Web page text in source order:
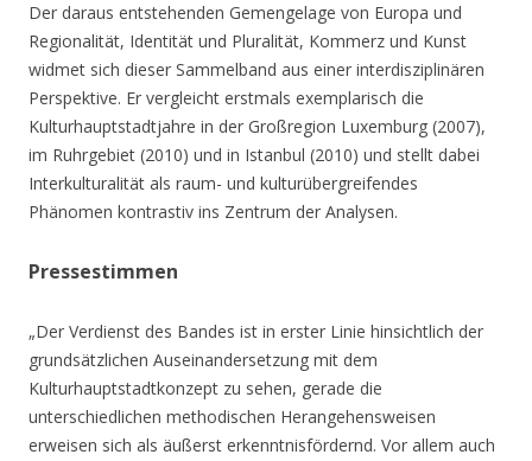
Der daraus entstehenden Gemengelage von Europa und
Regionalität, Identität und Pluralität, Kommerz und Kunst
widmet sich dieser Sammelband aus einer interdisziplinären
Perspektive. Er vergleicht erstmals exemplarisch die
Kulturhauptstadtjahre in der Großregion Luxemburg (2007),
im Ruhrgebiet (2010) und in Istanbul (2010) und stellt dabei
Interkulturalität als raum- und kulturübergreifendes
Phänomen kontrastiv ins Zentrum der Analysen.
Pressestimmen
„Der Verdienst des Bandes ist in erster Linie hinsichtlich der
grundsätzlichen Auseinandersetzung mit dem
Kulturhauptstadtkonzept zu sehen, gerade die
unterschiedlichen methodischen Herangehensweisen
erweisen sich als äußerst erkenntnisfördernd. Vor allem auch